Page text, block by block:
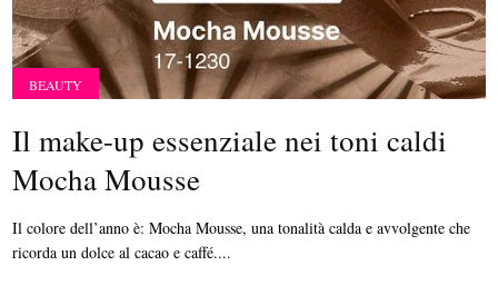
BEAUTY
Il make-up essenziale nei toni caldi
Mocha Mousse
Il colore dell’anno è: Mocha Mousse, una tonalità calda e avvolgente che
ricorda un dolce al cacao e caffé....